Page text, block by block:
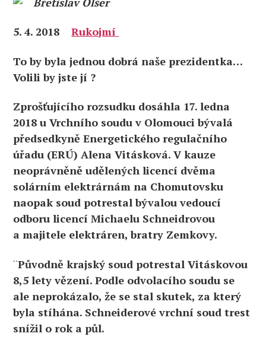
5. 4. 2018Rukojmí
To by byla jednou dobrá naše prezidentka…
Volili by jste jí ?
Zprošťujícího rozsudku dosáhla 17. ledna
2018 u Vrchního soudu v Olomouci bývalá
předsedkyně Energetického regulačního
úřadu (ERÚ) Alena Vitásková. V kauze
neoprávněně udělených licencí dvěma
solárním elektrárnám na Chomutovsku
naopak soud potrestal bývalou vedoucí
odboru licencí Michaelu Schneidrovou
a majitele elektráren, bratry Zemkovy.
¨Původně krajský soud potrestal Vitáskovou
8,5 lety vězení. Podle odvolacího soudu se
ale neprokázalo, že se stal skutek, za který
byla stíhána. Schneiderové vrchní soud trest
snížil o rok a půl.